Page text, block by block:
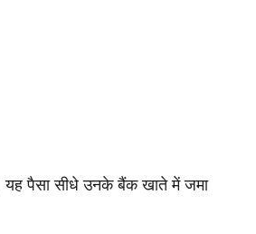
यह पैसा सीधे उनके बैंक खाते में जमा